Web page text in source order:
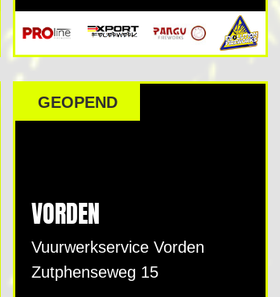
GEOPEND
VORDEN
Vuurwerkservice Vorden
Zutphenseweg 15